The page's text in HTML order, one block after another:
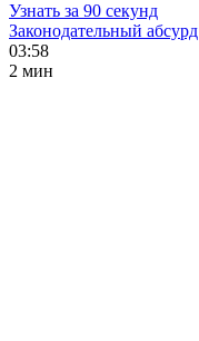
Узнать за 90 секунд
Законодательный абсурд
03:58
2 мин